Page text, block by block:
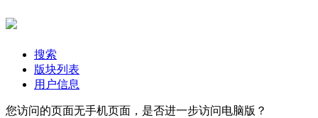
搜索
版块列表
用户信息
您访问的页面无手机页面，是否进一步访问电脑版？